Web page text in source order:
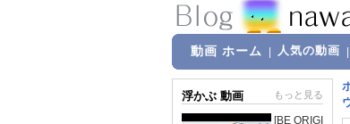
動画 ホーム 人気の動画
浮かぶ 動画 もっと見る
[BE ORIGI